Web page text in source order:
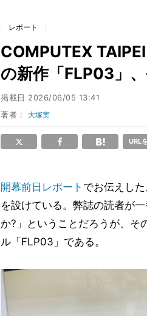
レポート
COMPUTEX
の新作「FLP03」
掲載日 2026/06/05 13:41
著者：大塚実
URL
開幕前日レポート でお伝えし
を設けている。弊誌の読者が
か?」ということだろうが、そ
ル「FLP03」である。